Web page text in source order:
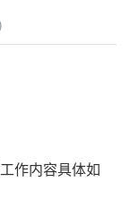
作内容具体如